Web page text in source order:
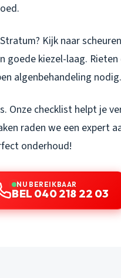
Kijk naar
goede kiezel-laag. Rieten
algenbehandeling nodig.
Onze checklist helpt je
raden we een expert
onderhoud!
NU BEREIKBAAR
BEL 040 218 22 03